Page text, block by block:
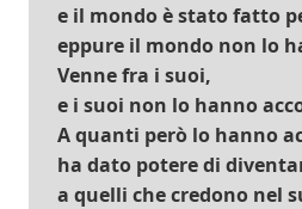
e il mondo è stato fatto
eppure il mondo non lo
Venne fra i suoi,
e i suoi non lo hanno
A quanti però lo hanno
ha dato potere di
a quelli che credono nel